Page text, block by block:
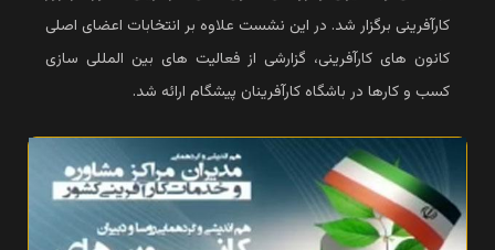
کارآفرینی برگزار شد. در این نشست علاوه بر انتخابات اعضای اصلی
کانون های کارآفرینی، گزارشی از فعالیت های بین المللی سازی
کسب و کارها در باشگاه کارآفرینان پیشگام ارائه شد.